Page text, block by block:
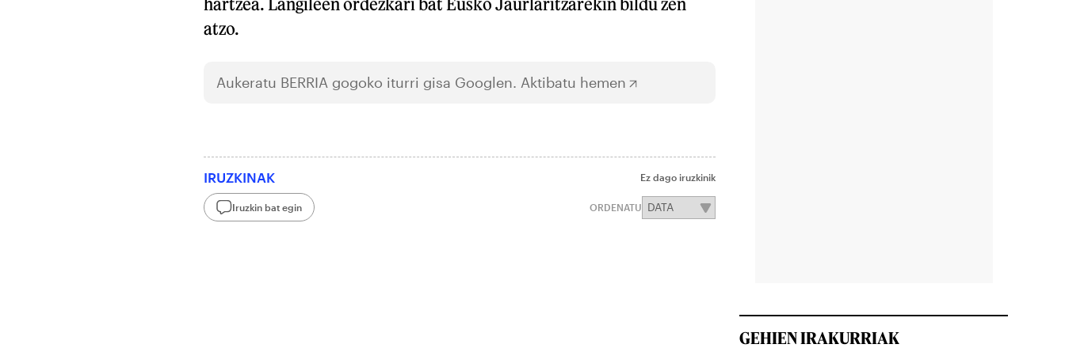
atzo.
Aukeratu BERRIA gogoko iturri gisa Googlen. Aktibatu hemen
IRUZKINAK Ez dago iruzkinik
Iruzkin bat egin ORDENATU
GEHIEN IRAKURRIAK